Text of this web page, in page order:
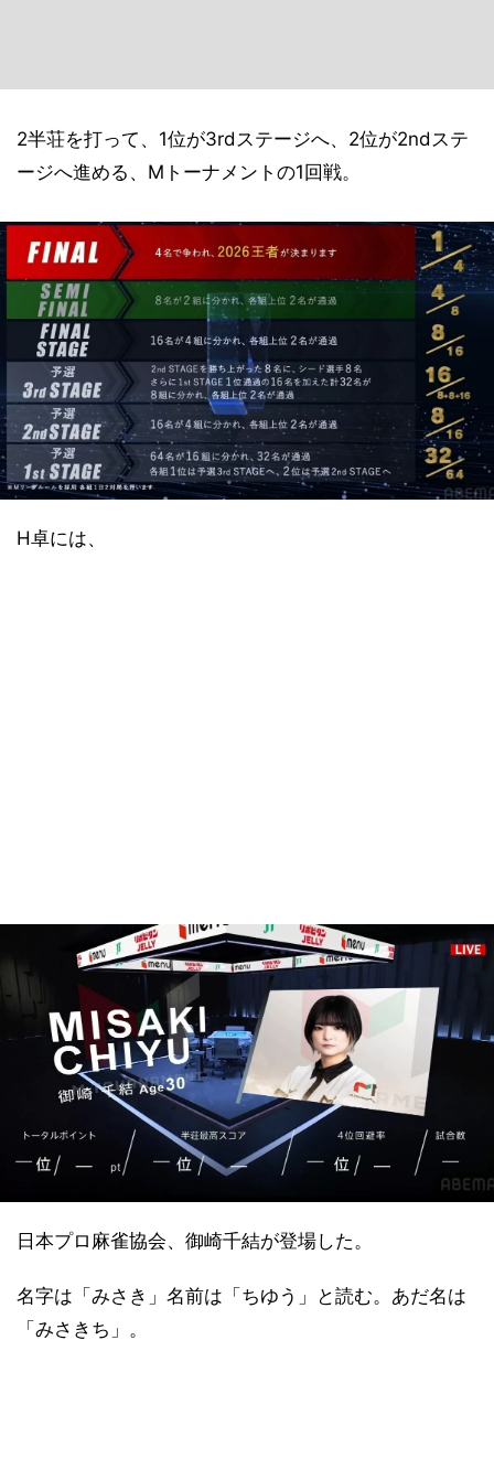
2半荘を打って、1位が3rdステージへ、2位が2ndステ
ージへ進める、Mトーナメントの1回戦。
H卓には、
日本プロ麻雀協会、御崎千結が登場した。
名字は「みさき」名前は「ちゆう」と読む。あだ名は
「みさきち」。